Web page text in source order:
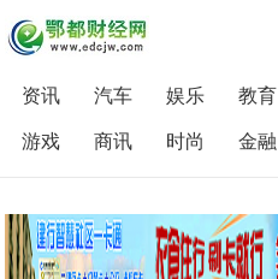
资讯 汽车 娱乐 教育
游戏
商讯 时尚 金融